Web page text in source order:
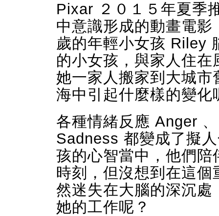
Pixar ２０１５年夏季
中意識形成的動畫電
歲的年輕小女孩 Riley
的小女孩，與家人住
她一家人搬家到大城
海中引起什麼樣的變化
各種情緒反應 Anger
Sadness 都變成了擬
孩的心智當中，他們
時刻，但沒想到在這
然迷失在大腦的深沉
她的工作呢？